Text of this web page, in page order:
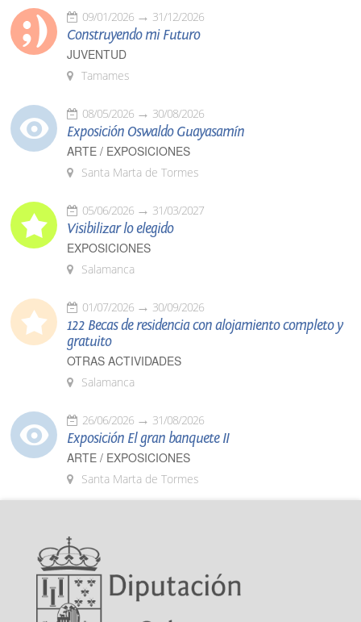
09/01/2026 31/12/2026
Construyendo mi Futuro
JUVENTUD
Tamames
08/05/2026 30/08/2026
Exposición Oswaldo Guayasamín
ARTE / EXPOSICIONES
Santa Marta de Tormes
05/06/2026 31/03/2027
Visibilizar lo elegido
EXPOSICIONES
Salamanca
01/07/2026 30/09/2026
122 Becas de residencia con alojamiento completo y
gratuito
OTRAS ACTIVIDADES
Salamanca
26/06/2026 31/08/2026
Exposición El gran banquete II
ARTE / EXPOSICIONES
Santa Marta de Tormes